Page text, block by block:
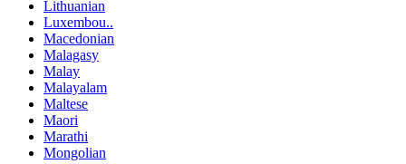
Lithuanian
Luxembou..
Macedonian
Malagasy
Malay
Malayalam
Maltese
Maori
Marathi
Mongolian